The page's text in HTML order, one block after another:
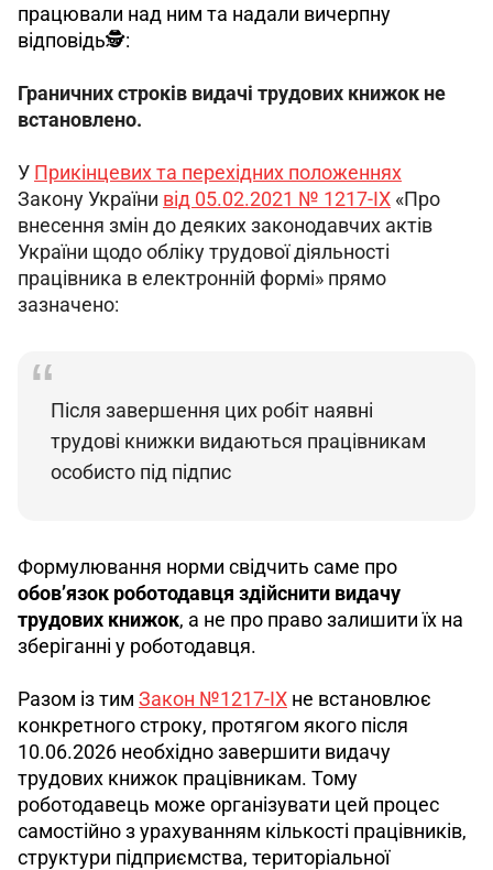
працювали над ним та надали вичерпну
відповідь🕵️:
Граничних строків видачі трудових книжок не
встановлено.
У Прикінцевих та перехідних положеннях
Закону України від 05.02.2021 № 1217-IX «Про
внесення змін до деяких законодавчих актів
України щодо обліку трудової діяльності
працівника в електронній формі» прямо
зазначено:
Після завершення цих робіт наявні
трудові книжки видаються працівникам
особисто під підпис
Формулювання норми свідчить саме про
обов’язок роботодавця здійснити видачу
трудових книжок, а не про право залишити їх на
зберіганні у роботодавця.
Разом із тим Закон №1217-IX не встановлює
конкретного строку, протягом якого після
10.06.2026 необхідно завершити видачу
трудових книжок працівникам. Тому
роботодавець може організувати цей процес
самостійно з урахуванням кількості працівників,
структури підприємства, територіальної